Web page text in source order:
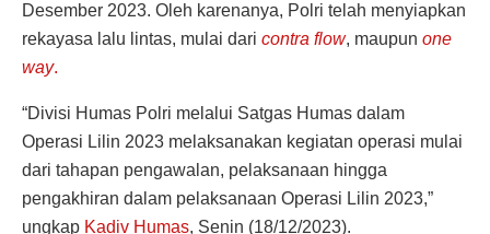
Desember 2023. Oleh karenanya, Polri telah menyiapkan
rekayasa lalu lintas, mulai dari contra flow, maupun one
way.
“Divisi Humas Polri melalui Satgas Humas dalam
Operasi Lilin 2023 melaksanakan kegiatan operasi mulai
dari tahapan pengawalan, pelaksanaan hingga
pengakhiran dalam pelaksanaan Operasi Lilin 2023,”
ungkap Kadiv Humas, Senin (18/12/2023).